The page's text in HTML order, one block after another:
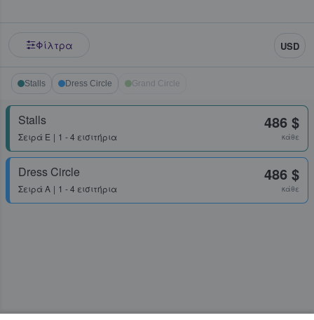
Φίλτρα USD
Stalls Dress Circle Grand Circle
Stalls
Σειρά E 1 - 4 εισιτήρια
486 $
κάθε
Dress Circle
Σειρά A 1 - 4 εισιτήρια
486 $
κάθε